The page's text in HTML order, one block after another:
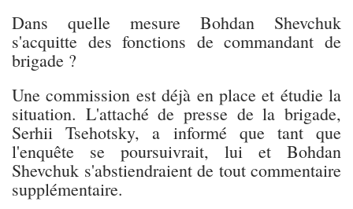
Dans quelle mesure Bohdan Shevchuk
s'acquitte des fonctions de commandant de
brigade ?
Une commission est déjà en place et étudie la
situation. L'attaché de presse de la brigade,
Serhii Tsehotsky, a informé que tant que
l'enquête se poursuivrait, lui et Bohdan
Shevchuk s'abstiendraient de tout commentaire
supplémentaire.